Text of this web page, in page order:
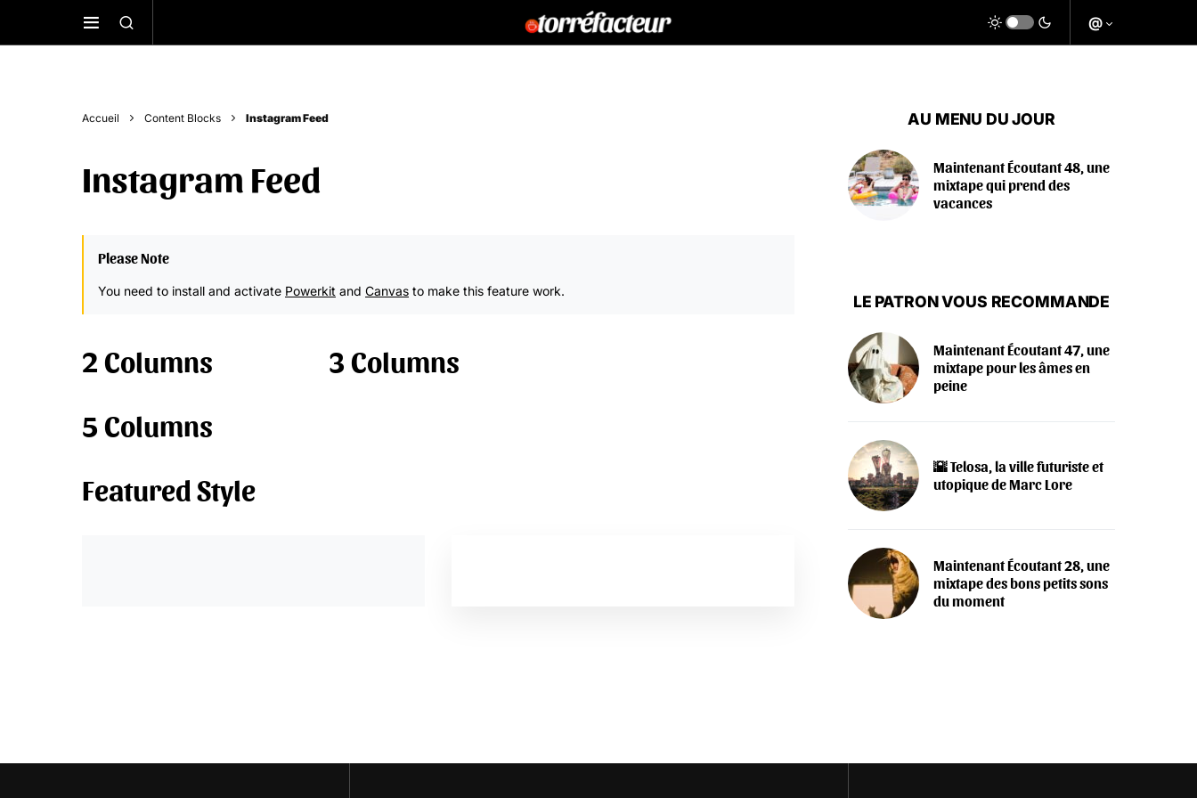
@
Accueil Content Blocks Instagram Feed
Instagram Feed
Please Note
You need to install and activate Powerkit and Canvas to make this feature work.
2 Columns
3 Columns
5 Columns
Featured Style
AU MENU DU JOUR
Maintenant Écoutant 48, une
mixtape qui prend des
vacances
LE PATRON VOUS RECOMMANDE
Maintenant Écoutant 47, une
mixtape pour les âmes en
peine
🌇 Telosa, la ville futuriste et
utopique de Marc Lore
Maintenant Écoutant 28, une
mixtape des bons petits sons
du moment